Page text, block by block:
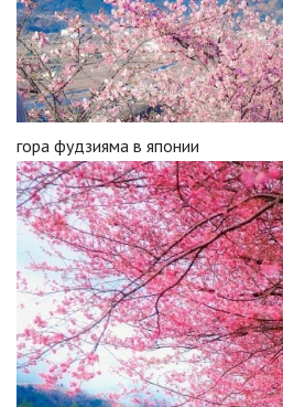
гора фудзияма в японии